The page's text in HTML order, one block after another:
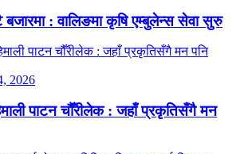
बजारमा : वालिङमा कृषि एम्बुलेन्स सेवा सुरु
2026
पाटन चौँरीलेक : जहाँ प्रकृतिसँगै मन